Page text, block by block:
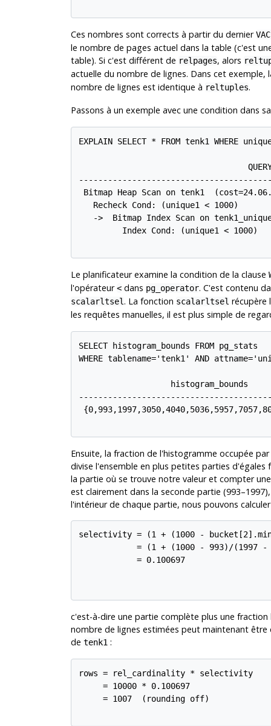
Ces nombres sont corrects à partir du dernier
le nombre de pages actuel dans la table (c'est
table). Si c'est différent de relpages, alors
actuelle du nombre de lignes. Dans cet exemple,
nombre de lignes est identique à reltuples.
Passons à un exemple avec une condition dans
EXPLAIN SELECT * FROM tenk1 WHERE
Bitmap Heap Scan on tenk1
   Recheck Cond: (unique1 < 1000)
->  Bitmap Index Scan on
         Index Cond: (unique1 < 1000)
Le planificateur examine la condition de la clause
l'opérateur<dans pg_operator. C'est contenu
scalarltsel. La fonction scalarltsel
les requêtes manuelles, il est plus simple de
SELECT histogram_bounds FROM pg_stats
WHERE tablename='tenk1' AND
                   histogram_bounds
Ensuite, la fraction de l'histogramme occupée par
divise l'ensemble en plus petites parties
la partie où se trouve notre valeur et compter
est clairement dans la seconde partie
l'intérieur de chaque partie, nous pouvons
selectivity = (1 + (1000 -
= (1 + (1000 - 993)/(1997 -
            = 0.100697
c'est-à-dire une partie complète plus une
nombre de lignes estimées peut maintenant
de tenk1:
rows = rel_cardinality * selectivity
     = 10000 * 0.100697
     = 1007  (rounding off)